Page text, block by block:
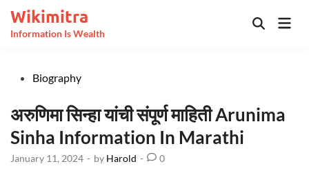
content
Wikimitra
Information Is Wealth
Open
PostedBiography
अरुणिमा सिन्हा यांची संपूर्ण माहिती Arunima
Sinha Information In Marathi
January 11, 2024 - by Harold - 0